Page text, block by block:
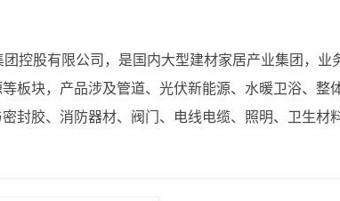
控股有限公司，是国内大型建材家居产业集团，业
板块，产品涉及管道、光伏新能源、水暖卫浴、整
封胶、消防器材、阀门、电线电缆、照明、卫生材